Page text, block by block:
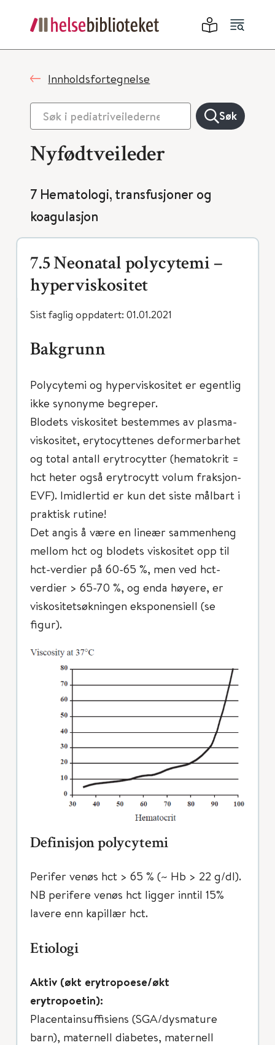
Innholdsfortegnelse
Søk
Nyfødtveileder
7 Hematologi, transfusjoner og
koagulasjon
7.5 Neonatal polycytemi –
hyperviskositet
Sist faglig oppdatert: 01.01.2021
Bakgrunn
Polycytemi og hyperviskositet er egentlig
ikke synonyme begreper.
Blodets viskositet bestemmes av plasma-
viskositet, erytocyttenes deformerbarhet
og total antall erytrocytter (hematokrit =
hct heter også erytrocytt volum fraksjon-
EVF). Imidlertid er kun det siste målbart i
praktisk rutine!
Det angis å være en lineær sammenheng
mellom hct og blodets viskositet opp til
hct-verdier på 60-65 %, men ved hct-
verdier > 65-70 %, og enda høyere, er
viskositetsøkningen eksponensiell (se
figur).
Definisjon polycytemi
Perifer venøs hct > 65 % (~ Hb > 22 g/dl).
NB perifere venøs hct ligger inntil 15%
lavere enn kapillær hct.
Etiologi
Aktiv (økt erytropoese/økt
erytropoetin):
Placentainsuffisiens (SGA/dysmature
barn), maternell diabetes, maternell